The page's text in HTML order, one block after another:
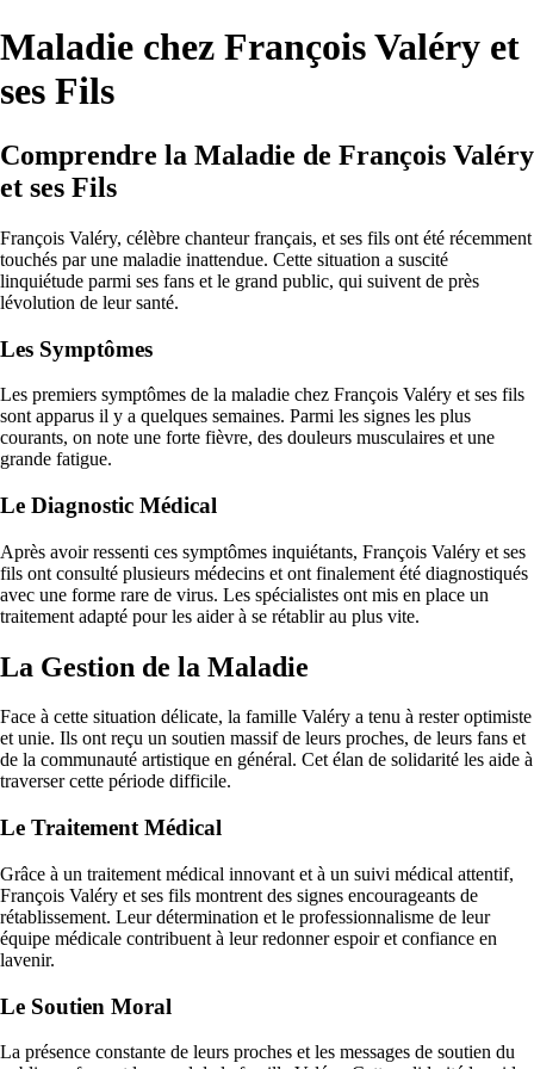
Maladie chez François Valéry et
ses Fils
Comprendre la Maladie de François Valéry
et ses Fils
François Valéry, célèbre chanteur français, et ses fils ont été récemment
touchés par une maladie inattendue. Cette situation a suscité
linquiétude parmi ses fans et le grand public, qui suivent de près
lévolution de leur santé.
Les Symptômes
Les premiers symptômes de la maladie chez François Valéry et ses fils
sont apparus il y a quelques semaines. Parmi les signes les plus
courants, on note une forte fièvre, des douleurs musculaires et une
grande fatigue.
Le Diagnostic Médical
Après avoir ressenti ces symptômes inquiétants, François Valéry et ses
fils ont consulté plusieurs médecins et ont finalement été diagnostiqués
avec une forme rare de virus. Les spécialistes ont mis en place un
traitement adapté pour les aider à se rétablir au plus vite.
La Gestion de la Maladie
Face à cette situation délicate, la famille Valéry a tenu à rester optimiste
et unie. Ils ont reçu un soutien massif de leurs proches, de leurs fans et
de la communauté artistique en général. Cet élan de solidarité les aide à
traverser cette période difficile.
Le Traitement Médical
Grâce à un traitement médical innovant et à un suivi médical attentif,
François Valéry et ses fils montrent des signes encourageants de
rétablissement. Leur détermination et le professionnalisme de leur
équipe médicale contribuent à leur redonner espoir et confiance en
lavenir.
Le Soutien Moral
La présence constante de leurs proches et les messages de soutien du